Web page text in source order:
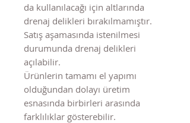
da kullanılacağı için altlarında
drenaj delikleri bırakılmamıştır.
Satış aşamasında istenilmesi
durumunda drenaj delikleri
açılabilir.
Ürünlerin tamamı el yapımı
olduğundan dolayı üretim
esnasında birbirleri arasında
farklılıklar gösterebilir.